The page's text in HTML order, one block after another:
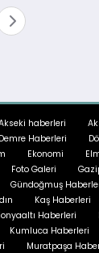
haberleri
Demre Haberleri
Ekonomi
Foto Galeri
Gündoğmuş
Kaş Haberleri
Haberleri
Kumluca Haberleri
Muratpaşa